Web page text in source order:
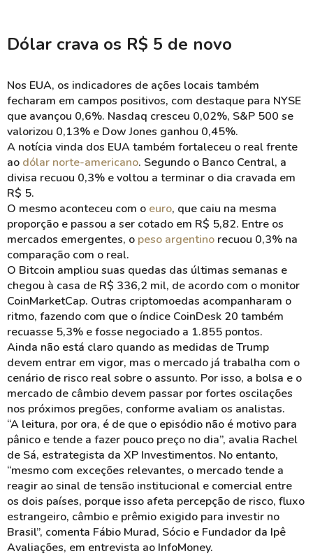
Dólar crava os R$ 5 de novo
Nos EUA, os indicadores de ações locais também
fecharam em campos positivos, com destaque para NYSE
que avançou 0,6%. Nasdaq cresceu 0,02%, S&P 500 se
valorizou 0,13% e Dow Jones ganhou 0,45%.
A notícia vinda dos EUA também fortaleceu o real frente
ao dólar norte-americano. Segundo o Banco Central, a
divisa recuou 0,3% e voltou a terminar o dia cravada em
R$ 5.
O mesmo aconteceu com o euro, que caiu na mesma
proporção e passou a ser cotado em R$ 5,82. Entre os
mercados emergentes, o peso argentino recuou 0,3% na
comparação com o real.
O Bitcoin ampliou suas quedas das últimas semanas e
chegou à casa de R$ 336,2 mil, de acordo com o monitor
CoinMarketCap. Outras criptomoedas acompanharam o
ritmo, fazendo com que o índice CoinDesk 20 também
recuasse 5,3% e fosse negociado a 1.855 pontos.
Ainda não está claro quando as medidas de Trump
devem entrar em vigor, mas o mercado já trabalha com o
cenário de risco real sobre o assunto. Por isso, a bolsa e o
mercado de câmbio devem passar por fortes oscilações
nos próximos pregões, conforme avaliam os analistas.
“A leitura, por ora, é de que o episódio não é motivo para
pânico e tende a fazer pouco preço no dia”, avalia Rachel
de Sá, estrategista da XP Investimentos. No entanto,
“mesmo com exceções relevantes, o mercado tende a
reagir ao sinal de tensão institucional e comercial entre
os dois países, porque isso afeta percepção de risco, fluxo
estrangeiro, câmbio e prêmio exigido para investir no
Brasil”, comenta Fábio Murad, Sócio e Fundador da Ipê
Avaliações, em entrevista ao InfoMoney.